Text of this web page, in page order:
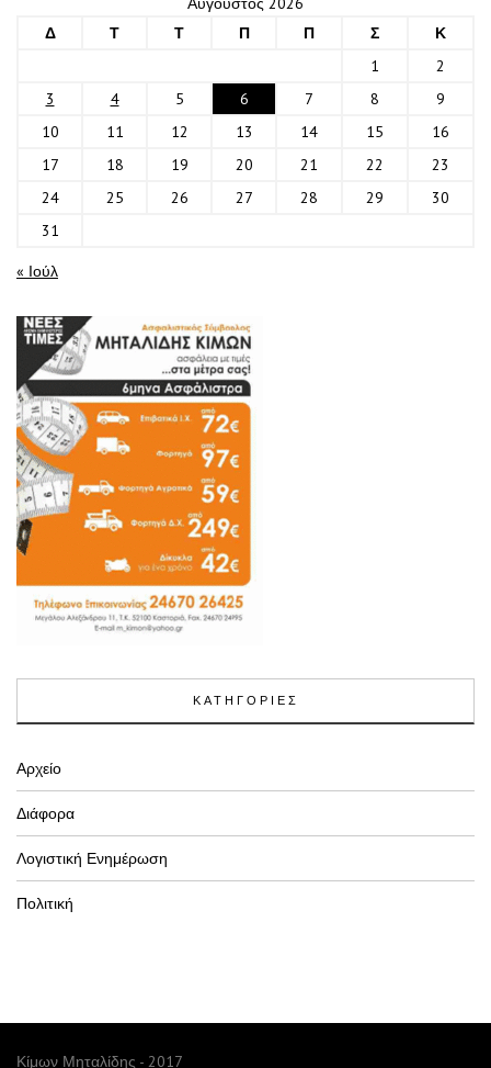
Δ
Τ Τ Π Π Σ
Κ
1
2
3
4 5 6 7 8
9
10
11 12 13 14 15
16
17
18 19 20 21 22
23
24
25 26 27 28 29
30
31
« Ιούλ
ΚΑΤΗΓΟΡΙΕΣ
Αρχείο
Διάφορα
Λογιστική Ενημέρωση
Πολιτική
Κίμων Μηταλίδης - 2017